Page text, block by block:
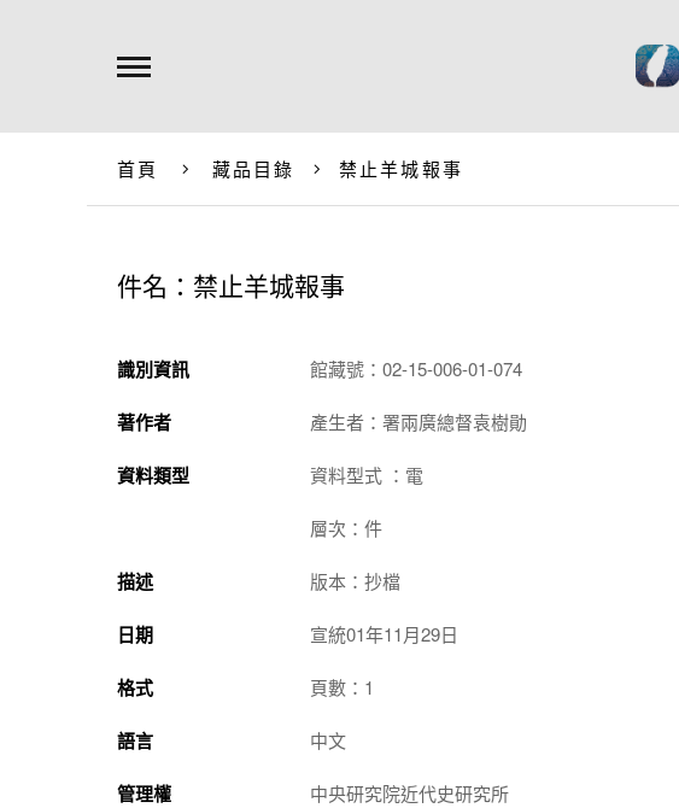
首頁 藏品目錄 禁止羊城報事
件名：禁止羊城報事
識別資訊 館藏號：02-15-006-01-074
著作者 產生者：署兩廣總督袁樹勛
資料類型 資料型式 ：電
層次：件
描述 版本：抄檔
日期 宣統01年11月29日
格式 頁數：1
語言 中文
管理權 中央研究院近代史研究所